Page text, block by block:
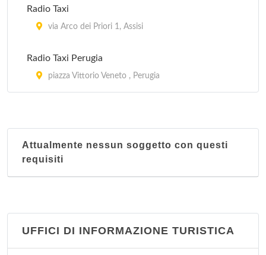
Radio Taxi
via Arco dei Priori 1, Assisi
Radio Taxi Perugia
piazza Vittorio Veneto , Perugia
Attualmente nessun soggetto con questi
requisiti
UFFICI DI INFORMAZIONE TURISTICA